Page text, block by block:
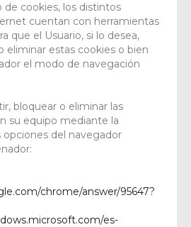
de cookies, los distintos
cuentan con herramientas
que el Usuario, si lo desea,
eliminar estas cookies o bien
el modo de navegación
bloquear o eliminar las
su equipo mediante la
opciones del navegador
chrome/answer/95647?
es-